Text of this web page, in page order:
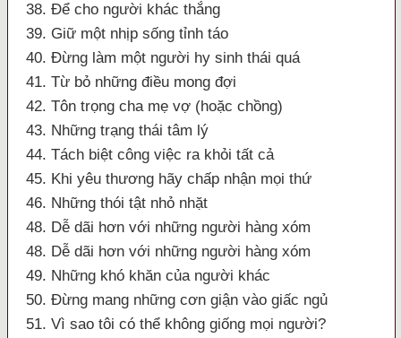
38. Để cho người khác thắng
39. Giữ một nhịp sống tỉnh táo
40. Đừng làm một người hy sinh thái quá
41. Từ bỏ những điều mong đợi
42. Tôn trọng cha mẹ vợ (hoặc chồng)
43. Những trạng thái tâm lý
44. Tách biệt công việc ra khỏi tất cả
45. Khi yêu thương hãy chấp nhận mọi thứ
46. Những thói tật nhỏ nhặt
48. Dễ dãi hơn với những người hàng xóm
48. Dễ dãi hơn với những người hàng xóm
49. Những khó khăn của người khác
50. Đừng mang những cơn giận vào giấc ngủ
51. Vì sao tôi có thể không giống mọi người?